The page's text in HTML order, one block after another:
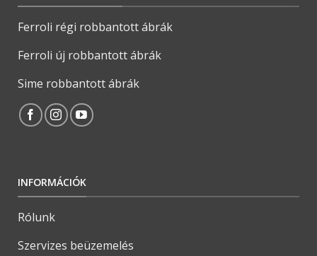
Ferroli régi robbantott ábrák
Ferroli új robbantott ábrák
Sime robbantott ábrák
INFORMÁCIÓK
Rólunk
Szervizes beüzemelés